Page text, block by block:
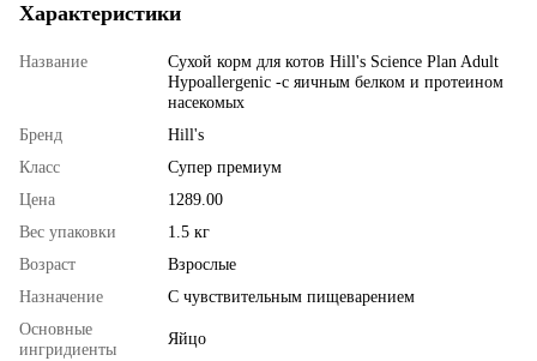
Характеристики
Название
Сухой корм для котов Hill's Science Plan Adult
Hypoallergenic -с яичным белком и протеином
насекомых
Бренд
Hill's
Класс
Супер премиум
Цена
1289.00
Вес упаковки
1.5 кг
Возраст
Взрослые
Назначение
С чувствительным пищеварением
Основные
ингридиенты
Яйцо